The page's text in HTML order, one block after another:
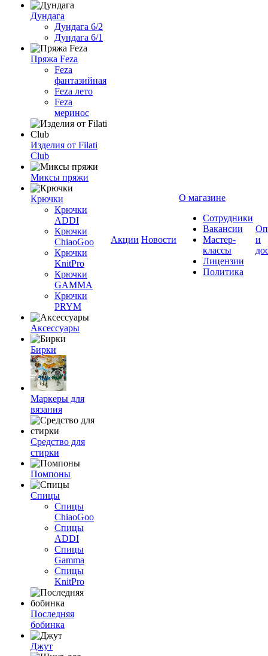
Дундага
Дундага 6/2
Дундага 6/1
Пряжа Feza
Feza
фантазийная
Feza лето
Feza
меринос
Изделия от Filati
Club
Миксы пряжи
Крючки
Крючки
ADDI
Крючки
ChiaoGoo
Крючки
KnitPro
Крючки
GAMMA
Крючки
PRYM
Аксессуары
Бирки
Маркеры для
вязания
Средство для
стирки
Помпоны
Спицы
Спицы
ChiaoGoo
Спицы
ADDI
Спицы
Gamma
Спицы
KnitPro
Последняя
бобинка
Джут
Акции Новости
О магазине
Сотрудники
Вакансии
Мастер-
классы
Лицензии
Политика
и